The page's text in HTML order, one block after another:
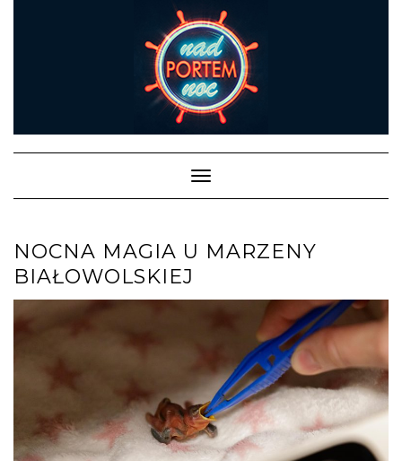
Toggle Navigation
NOCNA MAGIA U MARZENY
BIAŁOWOLSKIEJ